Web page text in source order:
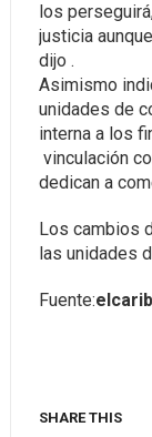
los
justicia
dijo .
Asimismo
unidades de
interna a los
vinculación
dedican a
Los cambios
las unidades
Fuente:
SHARE THIS